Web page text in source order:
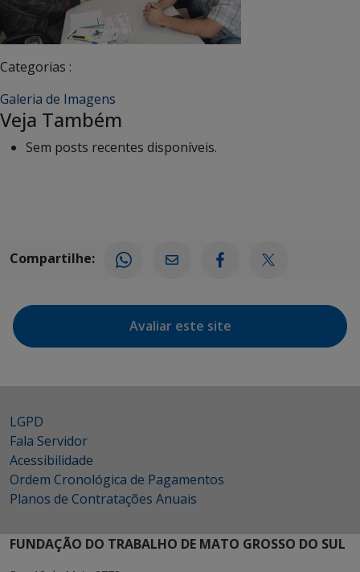
Categorias :
Galeria de Imagens
Veja Também
Sem posts recentes disponíveis.
Compartilhe:
Avaliar este site
LGPD
Fala Servidor
Acessibilidade
Ordem Cronológica de Pagamentos
Planos de Contratações Anuais
FUNDAÇÃO DO TRABALHO DE MATO GROSSO DO SUL